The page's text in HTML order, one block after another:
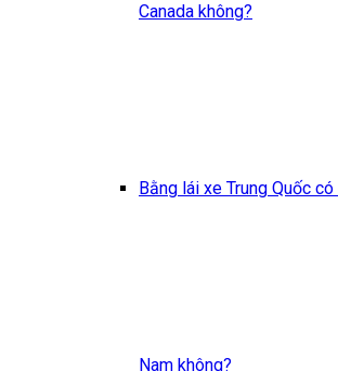
Canada không?
Bằng lái xe Trung Quốc
Nam không?